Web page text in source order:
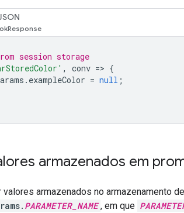
session storage
, conv => {
. exampleColor = null ;
armazenados em
valores armazenados no armazenamento
PARAMETER_NAME , em que